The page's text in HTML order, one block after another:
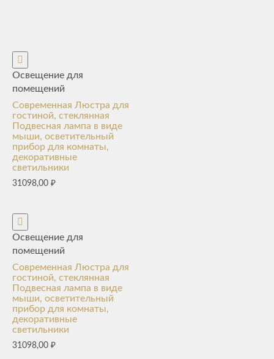
Освещение для
помещений
Современная Люстра для
гостиной, стеклянная
Подвесная лампа в виде
мыши, осветительный
прибор для комнаты,
декоративные
светильники
31098,00 ₽
Освещение для
помещений
Современная Люстра для
гостиной, стеклянная
Подвесная лампа в виде
мыши, осветительный
прибор для комнаты,
декоративные
светильники
31098,00 ₽